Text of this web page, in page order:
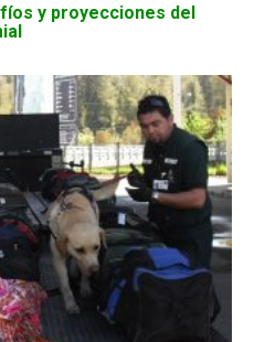
y proyecciones del